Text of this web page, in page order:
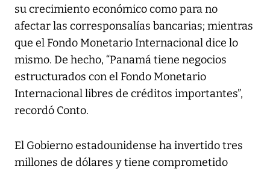
su crecimiento económico como para no
afectar las corresponsalías bancarias; mientras
que el Fondo Monetario Internacional dice lo
mismo. De hecho, “Panamá tiene negocios
estructurados con el Fondo Monetario
Internacional libres de créditos importantes”,
recordó Conto.
El Gobierno estadounidense ha invertido tres
millones de dólares y tiene comprometido